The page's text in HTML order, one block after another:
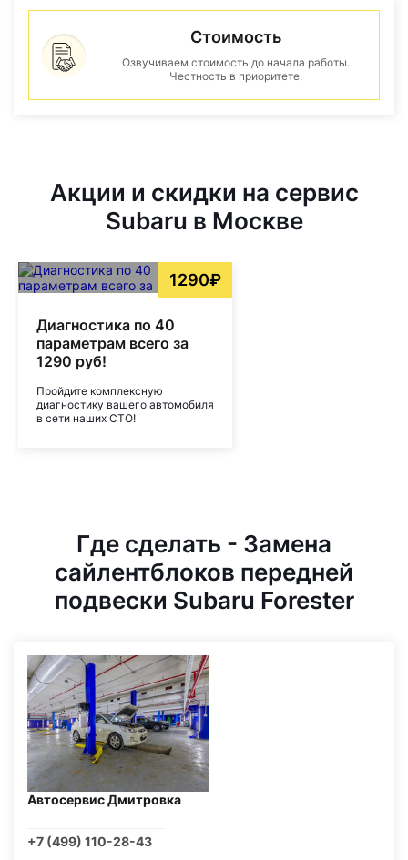
Стоимость
Озвучиваем стоимость до начала работы.
Честность в приоритете.
Акции и скидки на сервис
Subaru в Москве
1290₽
Диагностика по 40
параметрам всего за
1290 руб!
Пройдите комплексную
диагностику вашего автомобиля
в сети наших СТО!
Где сделать - Замена
сайлентблоков передней
подвески Subaru Forester
Автосервис Дмитровка
+7 (499) 110-28-43